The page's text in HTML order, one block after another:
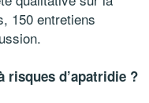
150 entretiens
risques d’apatridie ?